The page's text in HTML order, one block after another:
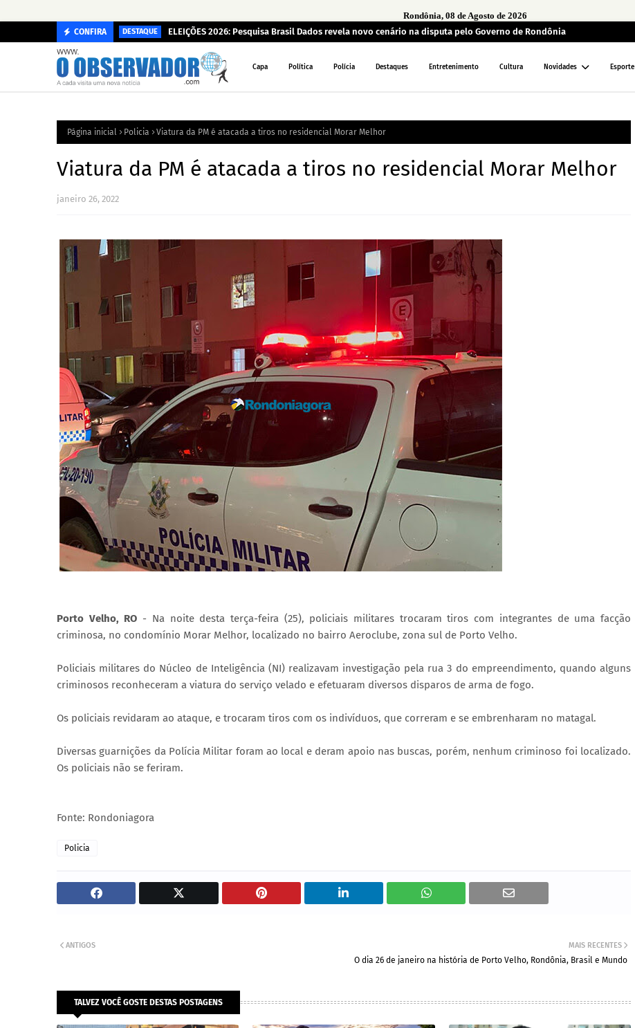
Rondônia, 08 de Agosto de 2026
CONFIRA DESTAQUE ELEIÇÕES 2026: Pesquisa Brasil Dados revela novo cenário na disputa pelo Governo de Rondônia
Capa Política Polícia Destaques Entretenimento Cultura Novidades Esporte
Página inicial Policia Viatura da PM é atacada a tiros no residencial Morar Melhor
Viatura da PM é atacada a tiros no residencial Morar Melhor
janeiro 26, 2022
Porto Velho, RO - Na noite desta terça-feira (25), policiais militares trocaram tiros com integrantes de uma facção
criminosa, no condomínio Morar Melhor, localizado no bairro Aeroclube, zona sul de Porto Velho.
Policiais militares do Núcleo de Inteligência (NI) realizavam investigação pela rua 3 do empreendimento, quando alguns
criminosos reconheceram a viatura do serviço velado e efetuaram diversos disparos de arma de fogo.
Os policiais revidaram ao ataque, e trocaram tiros com os indivíduos, que correram e se embrenharam no matagal.
Diversas guarnições da Polícia Militar foram ao local e deram apoio nas buscas, porém, nenhum criminoso foi localizado.
Os policiais não se feriram.
Fonte: Rondoniagora
Policia
MAIS RECENTES
O dia 26 de janeiro na história de Porto Velho, Rondônia, Brasil e Mundo
ANTIGOS
TALVEZ VOCÊ GOSTE DESTAS POSTAGENS